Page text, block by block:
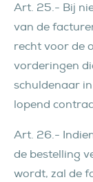
Art. 25.- Bij
van de
recht voor de
vorderingen
schuldenaar
lopend
Art. 26.-
de bestelling
wordt, zal de